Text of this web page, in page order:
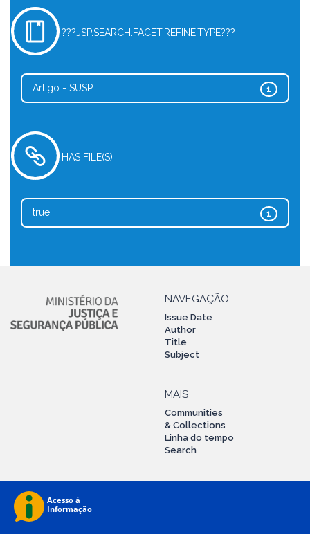
???JSP.SEARCH.FACET.REFINE.TYPE???
1
Artigo - SUSP
HAS FILE(S)
1
true
NAVEGAÇÃO
Issue Date
Author
Title
Subject
MAIS
Communities
& Collections
Linha do tempo
Search